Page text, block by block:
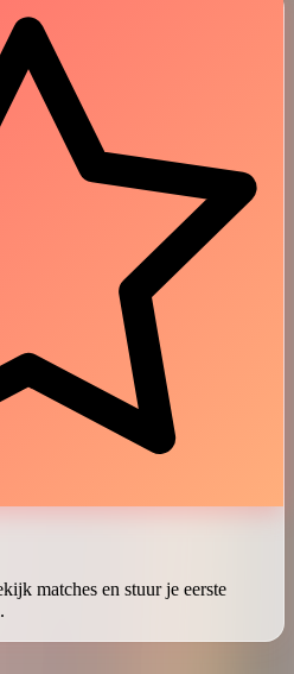
matches en stuur je eerste